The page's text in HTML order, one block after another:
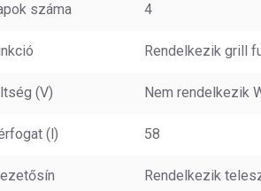
száma 4
Rendelkezik grill
(V) Nem rendelkezik
(l) 58
Rendelkezik